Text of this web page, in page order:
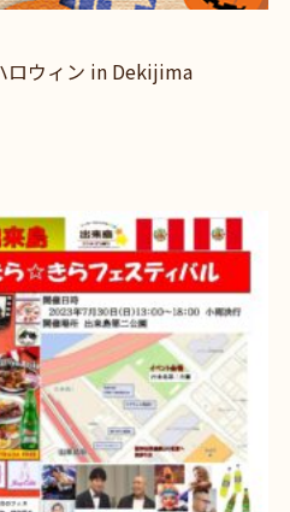
ロウィン in Dekijima